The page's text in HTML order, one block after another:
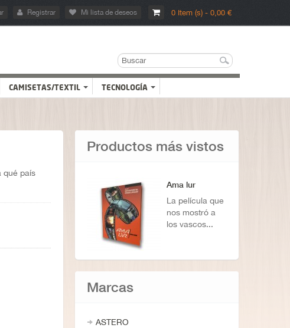
0 Item (s) - 0,00 €
Registrar Mi lista de deseos
CAMISETAS/TEXTIL TECNOLOGÍA
qué país
Productos más vistos
Ama lur
La película que
nos mostró a
los vascos...
Marcas
ASTERO